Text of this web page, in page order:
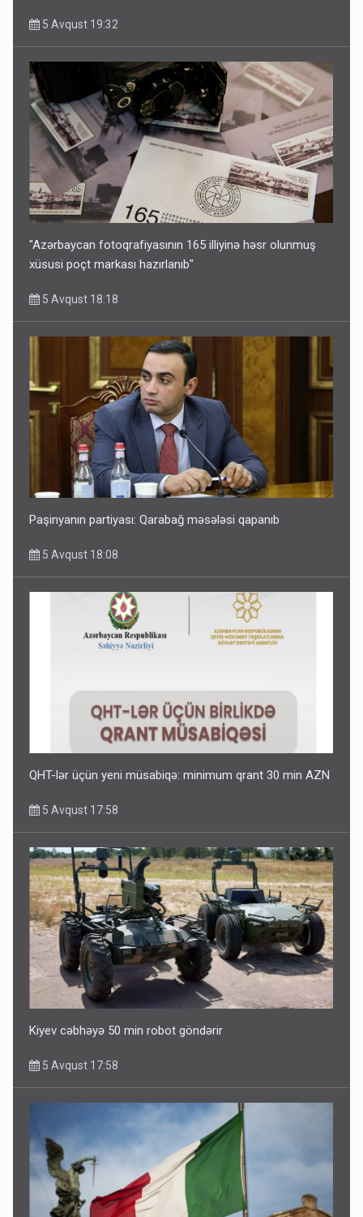
5 Avqust 19:32
"Azərbaycan fotoqrafiyasının 165 illiyinə həsr olunmuş
xüsusi poçt markası hazırlanıb"
5 Avqust 18:18
Paşinyanın partiyası: Qarabağ məsələsi qapanıb
5 Avqust 18:08
QHT-lər üçün yeni müsabiqə: minimum qrant 30 min AZN
5 Avqust 17:58
Kiyev cəbhəyə 50 min robot göndərir
5 Avqust 17:58